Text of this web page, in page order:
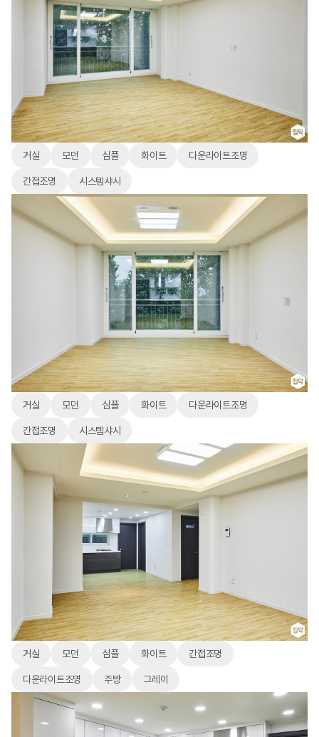
거실 모던 심플 화이트 다운라이트조명
간접조명 시스템샤시
거실 모던 심플 화이트 다운라이트조명
간접조명 시스템샤시
거실 모던 심플 화이트 간접조명
다운라이트조명 주방 그레이